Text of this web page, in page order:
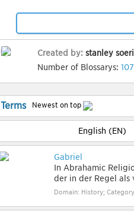
Created by: stanley
Number of Blossarys: 107
Terms Newest on top
English (EN)
Gabriel
In Abrahamic
der in der Regel als
Domain: History;